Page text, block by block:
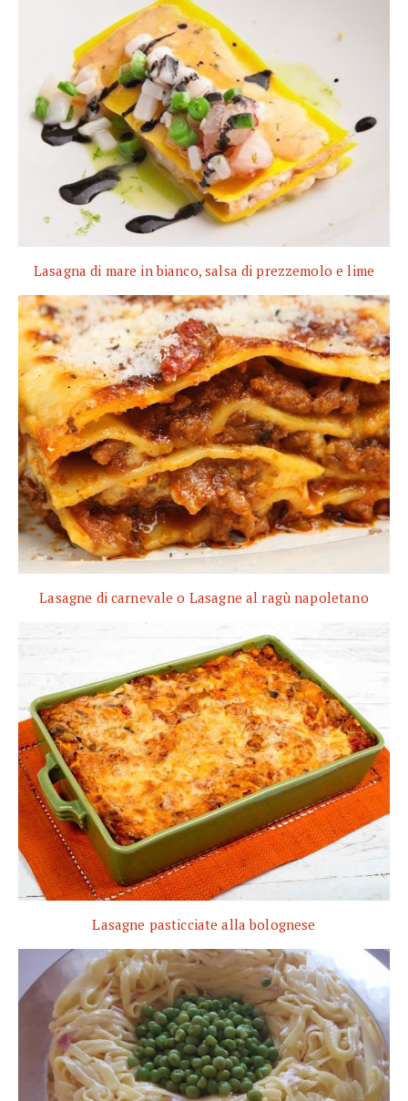
Lasagna di mare in bianco, salsa di prezzemolo e lime
Lasagne di carnevale o Lasagne al ragù napoletano
Lasagne pasticciate alla bolognese